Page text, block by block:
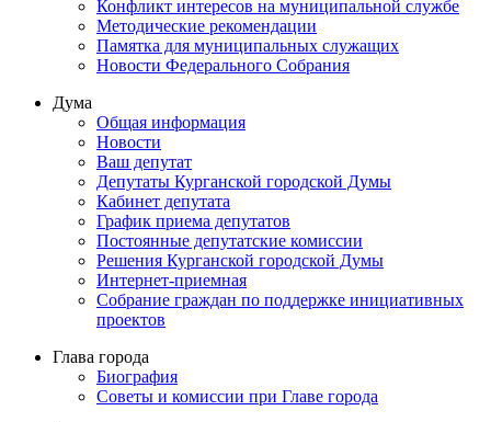
Конфликт интересов на муниципальной службе
Методические рекомендации
Памятка для муниципальных служащих
Новости Федерального Cобрания
Дума
Общая информация
Новости
Ваш депутат
Депутаты Курганской городской Думы
Кабинет депутата
График приема депутатов
Постоянные депутатские комиссии
Решения Курганской городской Думы
Интернет-приемная
Собрание граждан по поддержке инициативных
проектов
Глава города
Биография
Советы и комиссии при Главе города